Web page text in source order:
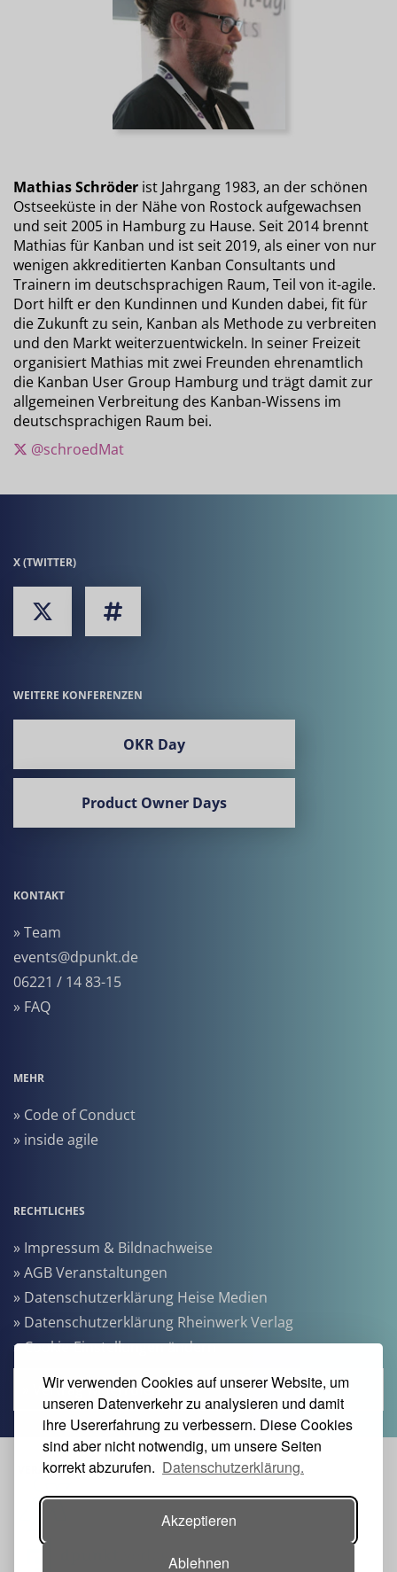
Wir verwenden Cookies auf unserer Website, um
unseren Datenverkehr zu analysieren und damit
ihre Usererfahrung zu verbessern. Diese Cookies
sind aber nicht notwendig, um unsere Seiten
korrekt abzurufen. Datenschutzerklärung.
Akzeptieren
Ablehnen
Mathias Schröder ist Jahrgang 1983, an der schönen
Ostseeküste in der Nähe von Rostock aufgewachsen
und seit 2005 in Hamburg zu Hause. Seit 2014 brennt
Mathias für Kanban und ist seit 2019, als einer von nur
wenigen akkreditierten Kanban Consultants und
Trainern im deutschsprachigen Raum, Teil von it-agile.
Dort hilft er den Kundinnen und Kunden dabei, fit für
die Zukunft zu sein, Kanban als Methode zu verbreiten
und den Markt weiterzuentwickeln. In seiner Freizeit
organisiert Mathias mit zwei Freunden ehrenamtlich
die Kanban User Group Hamburg und trägt damit zur
allgemeinen Verbreitung des Kanban-Wissens im
deutschsprachigen Raum bei.
@schroedMat
X (TWITTER)
WEITERE KONFERENZEN
OKR Day
Product Owner Days
KONTAKT
» Team
events@dpunkt.de
06221 / 14 83-15
» FAQ
MEHR
» Code of Conduct
» inside agile
RECHTLICHES
» Impressum & Bildnachweise
» AGB Veranstaltungen
» Datenschutzerklärung Heise Medien
» Datenschutzerklärung Rheinwerk Verlag
» Cookie-Einstellungen ändern
» Vertrag widerrufen
VERANSTALTER: